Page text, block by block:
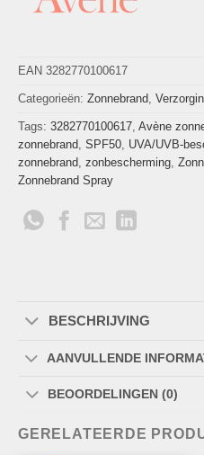
EAN 3282770100617
Categorieën: Zonnebrand,
Tags: 3282770100617, Avène
zonnebrand, SPF50, UVA/UVB-
zonnebrand, zonbescherming,
Zonnebrand Spray
BESCHRIJVING
AANVULLENDE
BEOORDELINGEN (0)
GERELATEERDE